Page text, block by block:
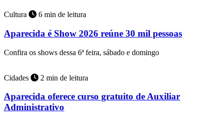
Cultura 6 min de leitura
Aparecida é Show 2026 reúne 30 mil pessoas
Confira os shows dessa 6ª feira, sábado e domingo
Cidades 2 min de leitura
Aparecida oferece curso gratuito de Auxiliar
Administrativo